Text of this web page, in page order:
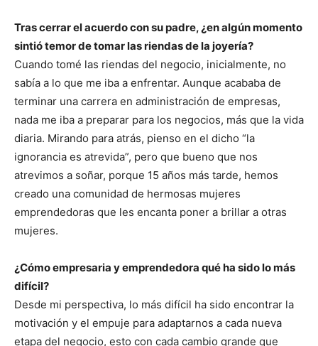
Tras cerrar el acuerdo con su padre, ¿en algún momento
sintió temor de tomar las riendas de la joyería?
Cuando tomé las riendas del negocio, inicialmente, no
sabía a lo que me iba a enfrentar. Aunque acababa de
terminar una carrera en administración de empresas,
nada me iba a preparar para los negocios, más que la vida
diaria. Mirando para atrás, pienso en el dicho “la
ignorancia es atrevida”, pero que bueno que nos
atrevimos a soñar, porque 15 años más tarde, hemos
creado una comunidad de hermosas mujeres
emprendedoras que les encanta poner a brillar a otras
mujeres.
¿Cómo empresaria y emprendedora qué ha sido lo más
difícil?
Desde mi perspectiva, lo más difícil ha sido encontrar la
motivación y el empuje para adaptarnos a cada nueva
etapa del negocio, esto con cada cambio grande que